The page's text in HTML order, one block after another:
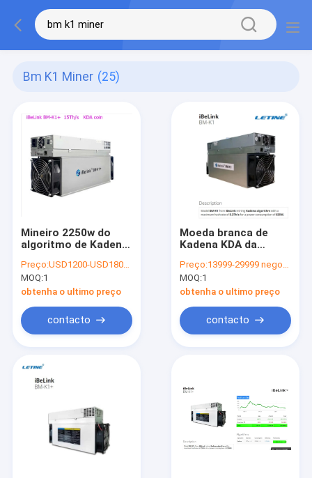
Bm K1 Miner (25)
Mineiro 2250w do
algoritmo de Kadena
mineiro 15Th/S do
Bm K1+ de Ibelink
Preço:USD1200-USD1800 negotiable
MOQ:1
obtenha o ultimo preço
contacto
Moeda branca de
Kadena KDA da
Ethernet Interface
For do mineiro do
iBeLink de BM-K1
74db 12V
Preço:13999-29999 negotiable
MOQ:1
obtenha o ultimo preço
contacto